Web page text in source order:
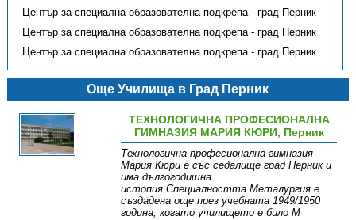
Център за специална образователна подкрепа - град Перник
Център за специална образователна подкрепа - град Перник
Център за специална образователна подкрепа - град Перник
Още Училища в Град Перник
ТЕХНОЛОГИЧНА ПРОФЕСИОНАЛНА
ГИМНАЗИЯ МАРИЯ КЮРИ, Перник
Технологична професионална гимназия
Мария Кюри е със седалище град Перник и
има дългогодишна
истопия.Специалността Металургия е
създадена още през учебната 1949/1950
година, когато училището е било М